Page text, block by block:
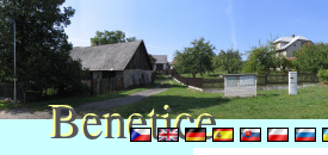
Benetice
Benetice